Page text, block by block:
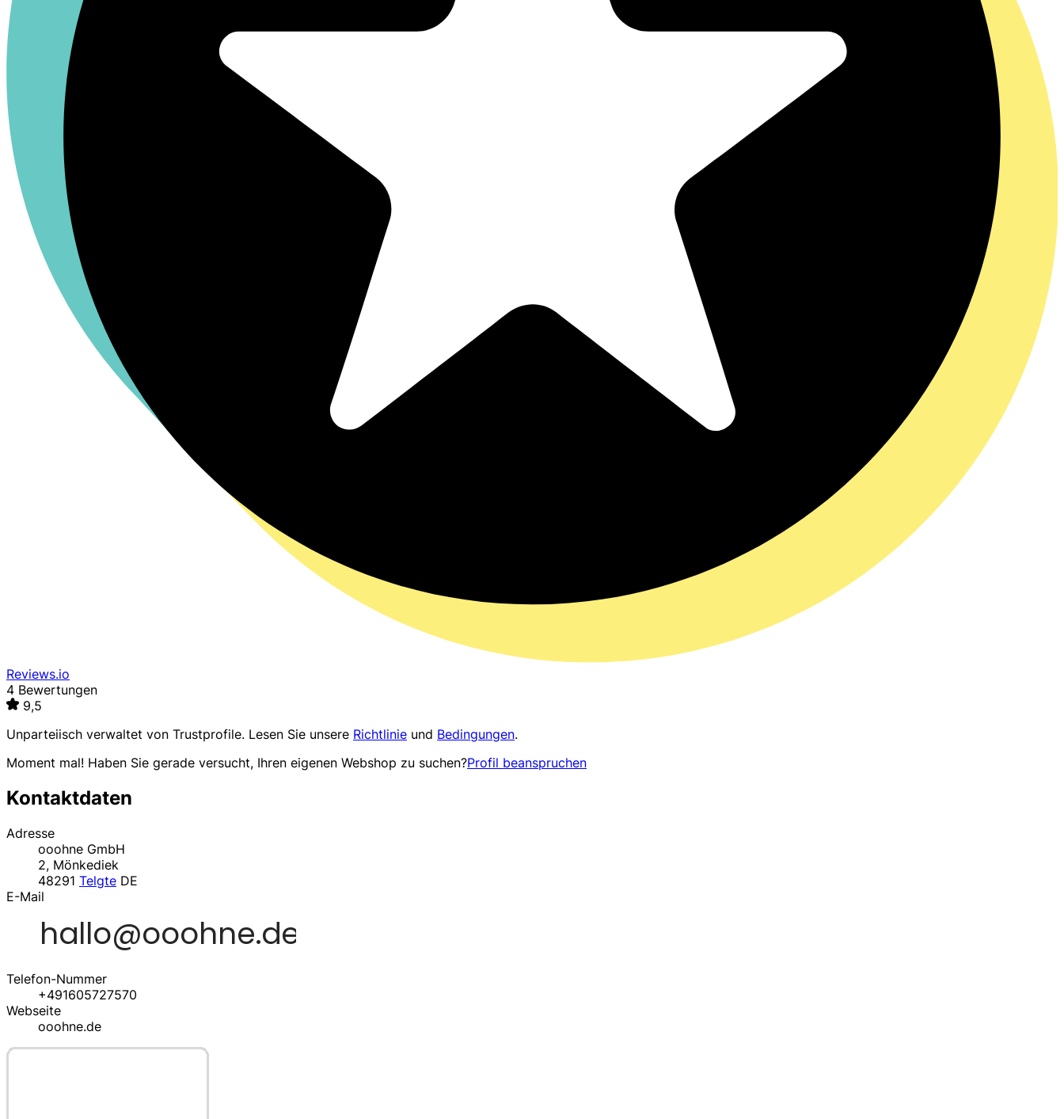
Reviews.io
4 Bewertungen
9,5
Unparteiisch verwaltet von Trustprofile. Lesen Sie unsere Richtlinie und Bedingungen.
Moment mal! Haben Sie gerade versucht, Ihren eigenen Webshop zu suchen?Profil beanspruchen
Kontaktdaten
Adresse
ooohne GmbH
2, Mönkediek
48291 Telgte DE
E-Mail
Telefon-Nummer
+491605727570
Webseite
ooohne.de